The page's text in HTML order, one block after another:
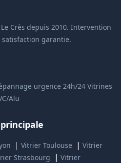
Crès depuis 2010. Intervention
garantie.
urgence 24h/24 Vitrines
Alu
| Vitrier Toulouse | Vitrier
Strasbourg | Vitrier